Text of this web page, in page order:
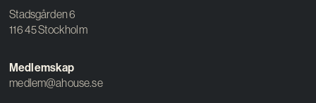
Stadsgården 6
116 45 Stockholm
Medlemskap
medlem@ahouse.se